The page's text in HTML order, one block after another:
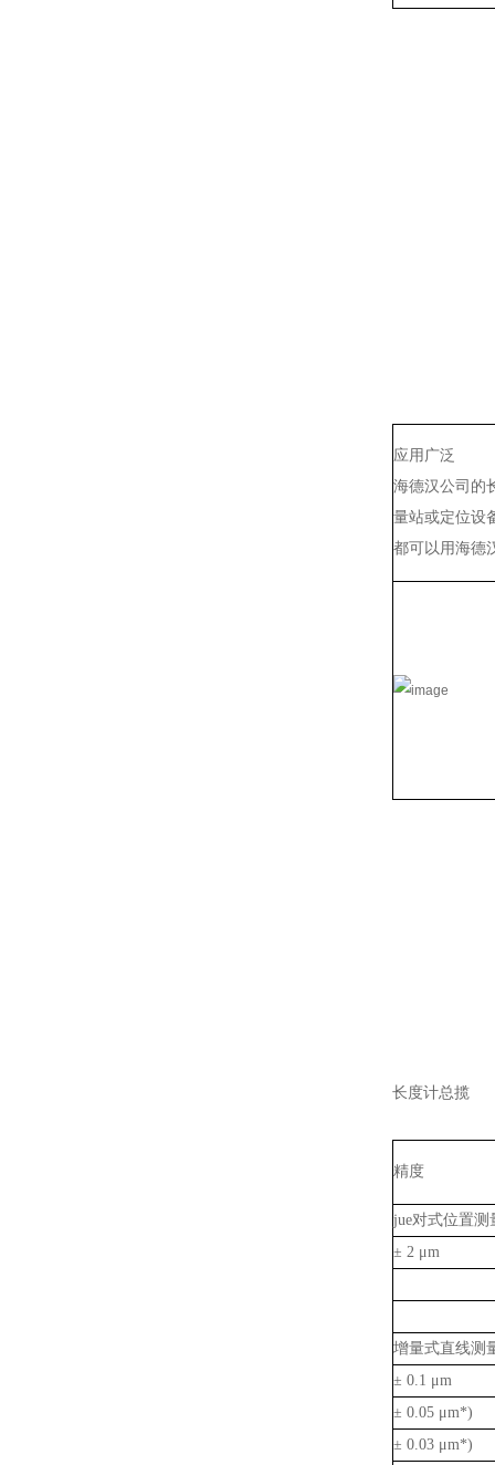
应用广泛
海德汉公司的
量站或定位设
都可以用海德
长度计总揽
精度
jue对式位置测
± 2 μm
增量式直线测
± 0.1 μm
± 0.05 μm*)
± 0.03 μm*)